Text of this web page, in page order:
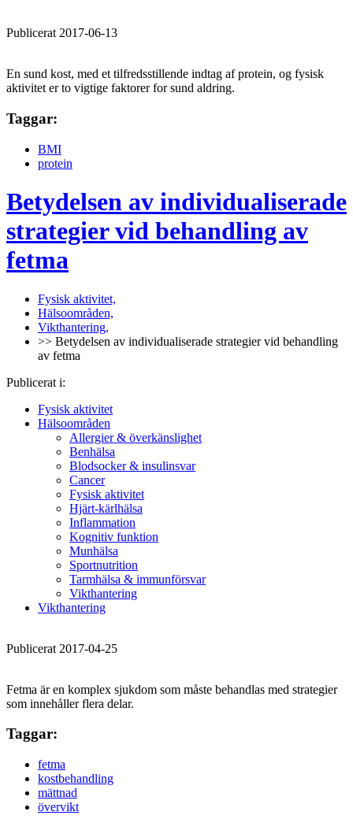
Publicerat 2017-06-13
En sund kost, med et tilfredsstillende indtag af protein, og fysisk
aktivitet er to vigtige faktorer for sund aldring.
Taggar:
BMI
protein
Betydelsen av individualiserade
strategier vid behandling av
fetma
Fysisk aktivitet,
Hälsoområden,
Vikthantering,
>> Betydelsen av individualiserade strategier vid behandling
av fetma
Publicerat i:
Fysisk aktivitet
Hälsoområden
Allergier & överkänslighet
Benhälsa
Blodsocker & insulinsvar
Cancer
Fysisk aktivitet
Hjärt-kärlhälsa
Inflammation
Kognitiv funktion
Munhälsa
Sportnutrition
Tarmhälsa & immunförsvar
Vikthantering
Vikthantering
Publicerat 2017-04-25
Fetma är en komplex sjukdom som måste behandlas med strategier
som innehåller flera delar.
Taggar:
fetma
kostbehandling
mättnad
övervikt